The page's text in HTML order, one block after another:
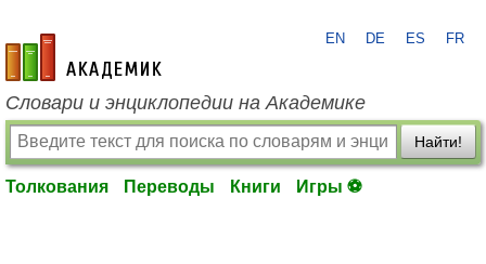
academic.ru
EN DE ES FR
Словари и энциклопедии на Академике
Найти!
Толкования Переводы Книги Игры ⚽